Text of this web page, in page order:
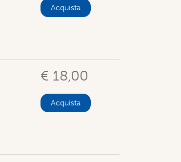
Acquista
€ 18,00
Acquista